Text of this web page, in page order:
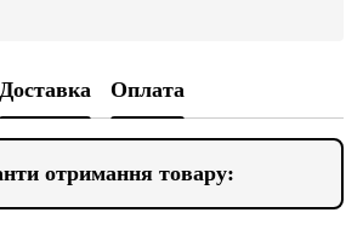
Доставка Оплата
отримання товару: